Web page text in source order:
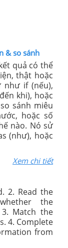
& so sánh
quả có thể
thật hoặc
if (nếu),
khi), hoặc
sánh miêu
hoặc số
nào. Nó sử
(như), hoặc
Xem chi tiết
2. Read the
the
Match the
4. Complete
from